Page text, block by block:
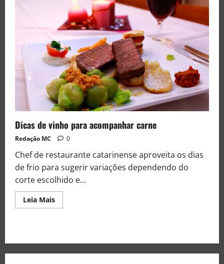
Dicas de vinho para acompanhar carne
Redação MC 0
Chef de restaurante catarinense aproveita os dias
de frio para sugerir variações dependendo do
corte escolhido e...
Leia Mais